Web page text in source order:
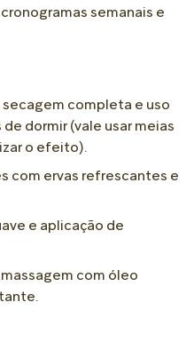
semanais e
secagem completa e uso
dormir (vale usar meias
o efeito).
com ervas refrescantes e
e aplicação de
com óleo